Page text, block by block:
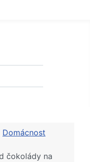
Domácnost
čokolády na